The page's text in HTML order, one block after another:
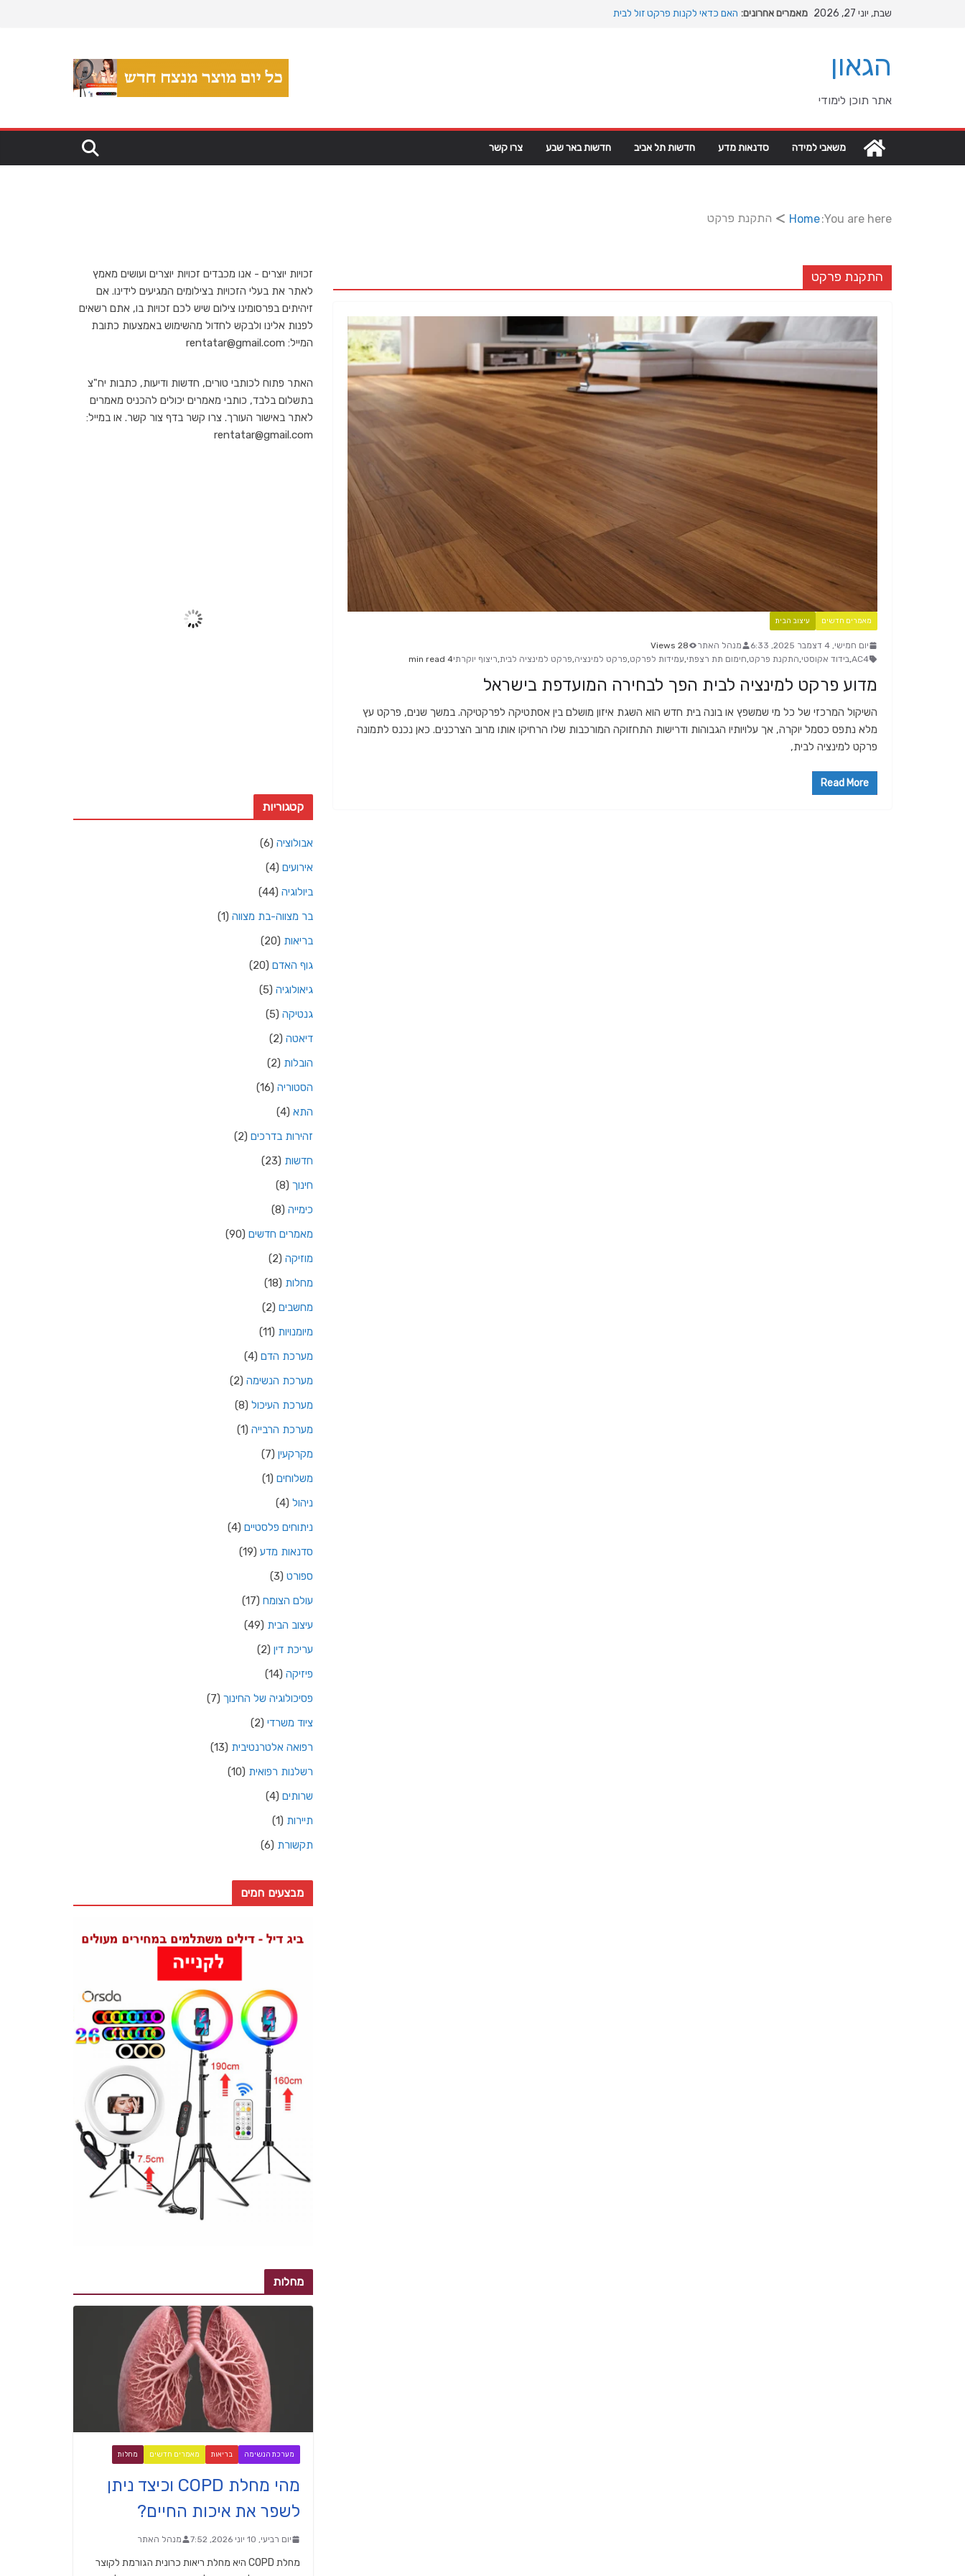
שבת, יוני 27, 2026 מאמרים אחרונים: האם כדאי לקנות פרקט זול לבית
הגאון
אתר תוכן לימודי
משאבי למידה סדנאות מדע חדשות תל אביב חדשות באר שבע צרו קשר
You are here:
Home התקנת פרקט
התקנת פרקט
מאמרים חדשים עיצוב הבית
יום חמישי, 4 דצמבר 2025, 6:33 מנהל האתר
28 Views
AC4
,בידוד אקוסטי,התקנת פרקט,חימום תת רצפתי,עמידות לפרקט,פרקט למינציה,פרקט למינציה לבית,ריצוף יוקרתי4 min read
מדוע פרקט למינציה לבית הפך לבחירה המועדפת בישראל
השיקול המרכזי של כל מי שמשפץ או בונה בית חדש הוא השגת איזון מושלם בין אסתטיקה לפרקטיקה. במשך שנים, פרקט עץ
מלא נתפס כסמל יוקרה, אך עלויותיו הגבוהות ודרישות התחזוקה המורכבות שלו הרחיקו אותו מרוב הצרכנים. כאן נכנס לתמונה
פרקט למינציה לבית,
Read More
זכויות יוצרים - אנו מכבדים זכויות יוצרים ועושים מאמץ
לאתר את בעלי הזכויות בצילומים המגיעים לידינו. אם
זיהיתים בפרסומינו צילום שיש לכם זכויות בו, אתם רשאים
לפנות אלינו ולבקש לחדול מהשימוש באמצעות כתובת
המייל: rentatar@gmail.com
האתר פתוח לכותבי טורים, חדשות ודיעות, כתבות יח"צ
בתשלום בלבד, כותבי מאמרים יכולים להכניס מאמרים
לאתר באישור העורך. צרו קשר בדף צור קשר. או במייל:
rentatar@gmail.com
59 %
1011 mb
קטגוריות
אבולוציה (6)
אירועים (4)
ביולוגיה (44)
בר מצווה-בת מצווה (1)
בריאות (20)
גוף האדם (20)
גיאולוגיה (5)
גנטיקה (5)
דיאטה (2)
הובלות (2)
הסטוריה (16)
התא (4)
זהירות בדרכים (2)
חדשות (23)
חינוך (8)
כימייה (8)
מאמרים חדשים (90)
מוזיקה (2)
מחלות (18)
מחשבים (2)
מיומנויות (11)
מערכת הדם (4)
מערכת הנשימה (2)
מערכת העיכול (8)
מערכת הרבייה (1)
מקרקעין (7)
משלוחים (1)
ניהול (4)
ניתוחים פלסטיים (4)
סדנאות מדע (19)
ספורט (3)
עולם הצומח (17)
עיצוב הבית (49)
עריכת דין (2)
פיזיקה (14)
פסיכולוגיה של החינוך (7)
ציוד משרדי (2)
רפואה אלטרנטיבית (13)
רשלנות רפואית (10)
שרותים (4)
תיירות (1)
תקשורת (6)
מבצעים חמים
מחלות
מערכת הנשימה בריאות מאמרים חדשים מחלות
מהי מחלת COPD וכיצד ניתן
לשפר את איכות החיים?
יום רביעי, 10 יוני 2026, 7:52 מנהל האתר
מחלת COPD היא מחלת ריאות כרונית הגורמת לקוצר